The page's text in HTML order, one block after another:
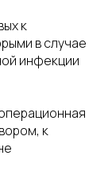
к
в случае
инфекции
к